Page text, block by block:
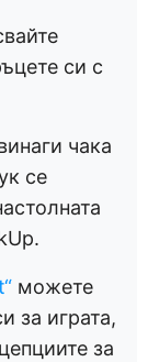
си с
чака
се
можете
за играта,
за